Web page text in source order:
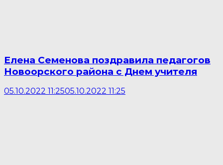
Елена Семенова поздравила педагогов
Новоорского района с Днем учителя
05.10.2022 11:2505.10.2022 11:25